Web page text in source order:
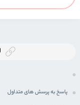
پاسخ به پرسش های متداول